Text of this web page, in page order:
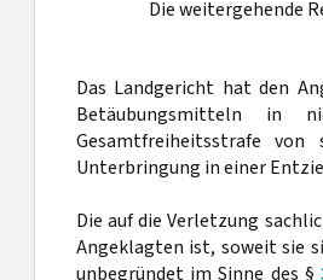
Die weitergehende
Das Landgericht hat den
Betäubungsmitteln in
Gesamtfreiheitsstrafe
Unterbringung in einer
Die auf die Verletzung
Angeklagten ist, soweit sie
unbegründet im Sinne des §